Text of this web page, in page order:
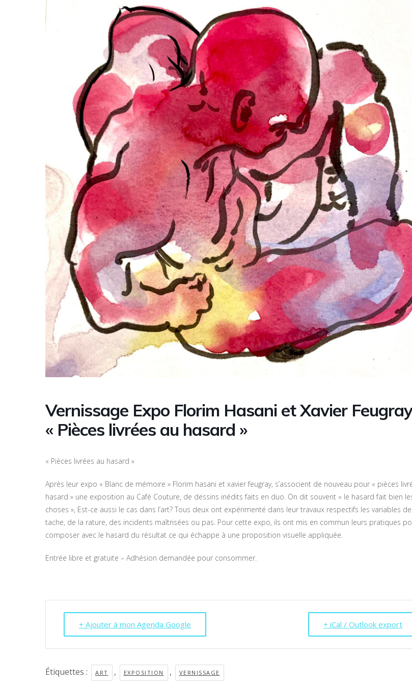
Vernissage Expo Florim Hasani et Xavier
« Pièces livrées au hasard »
« Pièces livrées au hasard »
Après leur expo « Blanc de mémoire » Florim hasani et xavier feugray, s’associent de nouveau pour « pièces
hasard » une exposition au Café Couture, de dessins inédits faits en duo. On dit souvent « le hasard fait bien
choses », Est-ce aussi le cas dans l’art? Tous deux ont expérimenté dans leur travaux respectifs les variables
tache, de la rature, des incidents maîtrisées ou pas. Pour cette expo, ils ont mis en commun leurs pratiques
composer avec le hasard du résultat ce qui échappe à une proposition visuelle appliquée.
Entrée libre et gratuite – Adhésion demandée pour consommer.
+ Ajouter à mon Agenda Google + iCal / Outlook export
Étiquettes : ART , EXPOSITION , VERNISSAGE